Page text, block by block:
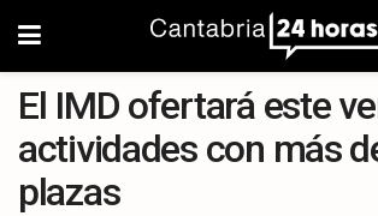
El IMD ofertará este
actividades con más
plazas